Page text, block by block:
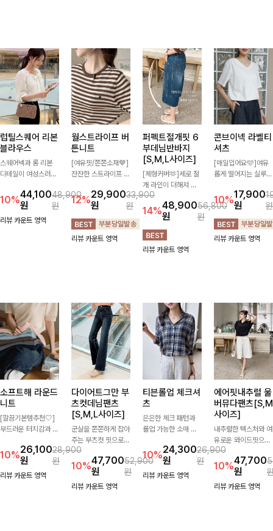
럽틸스퀘어 리본
블라우스
스퀘어넥과 롱 리본
디테일이 여성스러운
는 블라우스입니다.
자연스럽게 잡힌 셔링
과 봉긋한 소매가 여
10%44,100
원
48,900
원
리뷰 카운트 영역
월스트라이프 버
튼니트
[여유핏/쫀쫀소재🤎]
잔잔한 스트라이프 패
더해져 캐주얼하면서
도 세련된 무드를 연
출해주는 니트- 가볍
고 부드러운 착용감으
로 단독은 물론 데일
12%29,900
원
33,900
원
리뷰 카운트 영역
퍼펙트절개핏 6
부데님반바지
[S,M,L사이즈]
[체형커버🫶]세로 절
개 라인이 더해져 다
리 라인을 더욱 길고
슬림하게 연출해주는
5부 데님 반바지 🤍
부담 없는 기장과 여
유로운 핏으로 편안하
게 착용되며 다양한
14%48,900
원
56,800
원
리뷰 카운트 영역
콘브이넥 라벨티
셔츠
[매일입어요🩵]여유
롭게 떨어지는 실루엣
자인으로 데일리하게
즐기기 좋은 티셔츠-
소매 라벨 디테일이
은은한 포인트를 더해
심플하면서도 센스 있
10%17,900
원
원
리뷰 카운트 영역
소프트해 라운드
니트
[깔끔기본템추천🤍]
부드러운 터치감과 군
로 매일 손이 가는 자
체제작 니트입니다.
자연스럽게 떨어지는
10%26,100
원
28,900
원
리뷰 카운트 영역
다이어트그만 부
츠컷데님팬츠
[S,M,L사이즈]
군살을 쫀쫀하게 잡아
주는 부츠컷 핏으로
다리 라인을 이쁘고
깔끔하게 만들어주고
진청 색감으로 더욱
슬림해보이는 효과를
10%47,700
원
52,900
원
리뷰 카운트 영역
티븐롤업 체크셔
츠
은은한 체크 패턴과
롤업 가능한 소매 디
를 연출하실 수 있어
요🌿 차르르 흐르는
가벼운 소재와 여유로
10%24,300
원
26,900
원
리뷰 카운트 영역
에어핏내추럴 울
버뮤다팬츠[S,M
사이즈]
내추럴한 텍스처와 여
유로운 와이드핏으로
군살은 자연스럽게 커
버해드리는 버뮤다 팬
츠 🤍 깔끔한 허리 디
테일과 편안한 착용감
10%47,700
원
리뷰 카운트 영역